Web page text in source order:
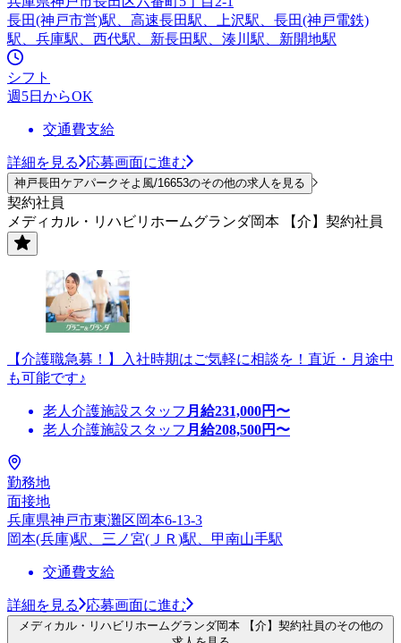
長田(神戸市営)駅、高速長田駅、上沢駅、長田(神戸電鉄)
駅、兵庫駅、西代駅、新長田駅、湊川駅、新開地駅
シフト
週5日からOK
交通費支給
詳細を見る 応募画面に進む
神戸長田ケアパークそよ風/16653のその他の求人を見る
契約社員
メディカル・リハビリホームグランダ岡本 【介】契約社員
【介護職急募！】入社時期はご気軽に相談を！直近・月途中
も可能です♪
老人介護施設スタッフ 月給231,000円〜
老人介護施設スタッフ 月給208,500円〜
勤務地
面接地
兵庫県神戸市東灘区岡本6-13-3
岡本(兵庫)駅、三ノ宮(ＪＲ)駅、甲南山手駅
交通費支給
詳細を見る 応募画面に進む
メディカル・リハビリホームグランダ岡本 【介】契約社員のその他の